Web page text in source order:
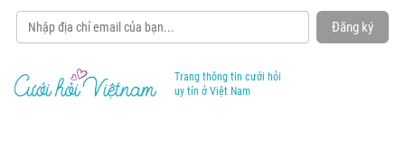
Đăng ký
Trang thông tin cưới hỏi
uy tín ở Việt Nam